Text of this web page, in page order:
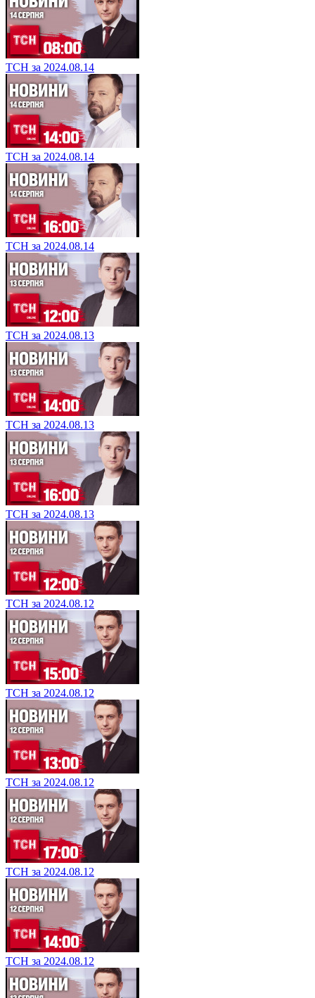
ТСН за 2024.08.14
ТСН за 2024.08.14
ТСН за 2024.08.14
ТСН за 2024.08.13
ТСН за 2024.08.13
ТСН за 2024.08.13
ТСН за 2024.08.12
ТСН за 2024.08.12
ТСН за 2024.08.12
ТСН за 2024.08.12
ТСН за 2024.08.12